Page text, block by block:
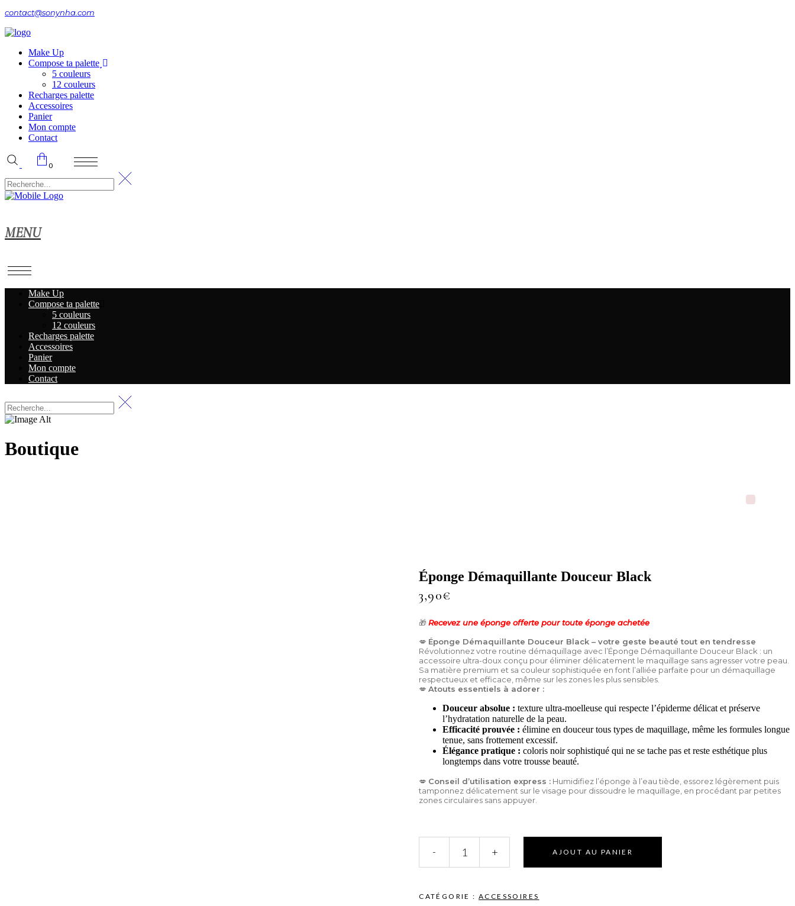
contact@sonynha.com
Make Up
Compose ta palette
5 couleurs
12 couleurs
Recharges palette
Accessoires
Panier
Mon compte
Contact
0
MENU
Make Up
Compose ta palette
5 couleurs
12 couleurs
Recharges palette
Accessoires
Panier
Mon compte
Contact
Boutique
Éponge Démaquillante Douceur Black
3,90€
🎁 Recevez une éponge offerte pour toute éponge achetée
💋 Éponge Démaquillante Douceur Black – votre geste beauté tout en tendresse
Révolutionnez votre routine démaquillage avec l’Éponge Démaquillante Douceur Black : un
accessoire ultra-doux conçu pour éliminer délicatement le maquillage sans agresser votre peau.
Sa matière premium et sa couleur sophistiquée en font l’alliée parfaite pour un démaquillage
respectueux et efficace, même sur les zones les plus sensibles.
💋Atouts essentiels à adorer :
Douceur absolue : texture ultra-moelleuse qui respecte l’épiderme délicat et préserve
l’hydratation naturelle de la peau.
Efficacité prouvée : élimine en douceur tous types de maquillage, même les formules longue
tenue, sans frottement excessif.
Élégance pratique : coloris noir sophistiqué qui ne se tache pas et reste esthétique plus
longtemps dans votre trousse beauté.
💋 Conseil d’utilisation express : Humidifiez l’éponge à l’eau tiède, essorez légèrement puis
tamponnez délicatement sur le visage pour dissoudre le maquillage, en procédant par petites
zones circulaires sans appuyer.
Démaquillante
- + AJOUT AU PANIER
CATÉGORIE :ACCESSOIRES